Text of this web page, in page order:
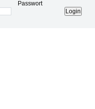
Passwort